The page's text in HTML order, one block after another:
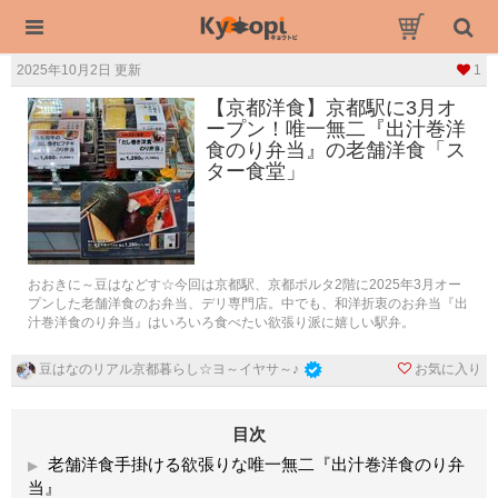
2025年10月2日 更新 1
【京都洋食】京都駅に3月オ
ープン！唯一無二『出汁巻洋
食のり弁当』の老舗洋食「ス
ター食堂」
おおきに～豆はなどす☆今回は京都駅、京都ポルタ2階に2025年3月オー
プンした老舗洋食のお弁当、デリ専門店。中でも、和洋折衷のお弁当『出
汁巻洋食のり弁当』はいろいろ食べたい欲張り派に嬉しい駅弁。
豆はなのリアル京都暮らし☆ヨ～イヤサ～♪ お気に入り
目次
老舗洋食手掛ける欲張りな唯一無二『出汁巻洋食のり弁
当』